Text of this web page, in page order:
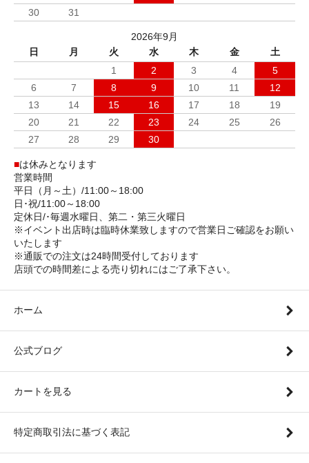
30
31
2026年9月
日
月 火 水 木 金
土
1
2 3 4
5
6
7 8 9 10 11
12
13
14 15 16 17 18
19
20
21 22 23 24 25
26
27
28 29 30
■は休みとなります
営業時間
平日（月～土）/11:00～18:00
日･祝/11:00～18:00
定休日/･毎週水曜日、第二・第三火曜日
※イベント出店時は臨時休業致しますので営業日ご確認をお願い
いたします
※通販での注文は24時間受付しております
店頭での時間差による売り切れにはご了承下さい。
ホーム
公式ブログ
カートを見る
特定商取引法に基づく表記